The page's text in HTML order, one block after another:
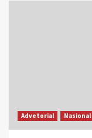
Advetorial Nasional